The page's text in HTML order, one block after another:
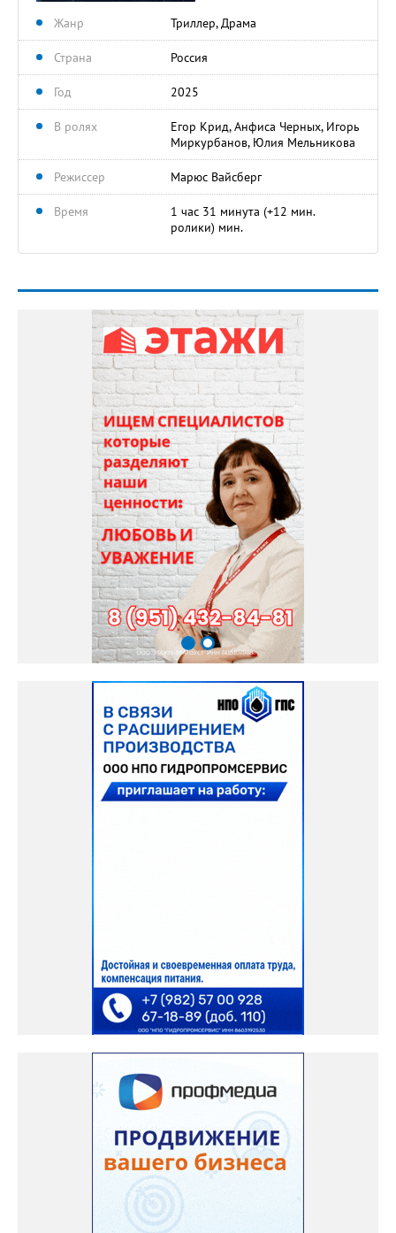
Жанр Триллер, Драма
Страна Россия
Год 2025
В ролях
Егор Крид, Анфиса Черных, Игорь
Миркурбанов, Юлия Мельникова
Режиссер Марюс Вайсберг
Время
1 час 31 минута (+12 мин.
ролики) мин.